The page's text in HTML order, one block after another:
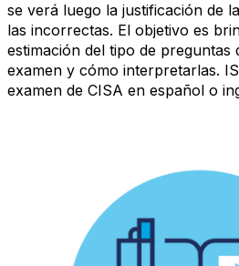
se verá luego la justificación de
las incorrectas. El objetivo es
estimación del tipo de
examen y cómo interpretarlas.
examen de CISA en español o